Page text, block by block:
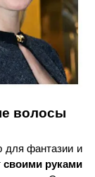
волосы
для фантазии и
своими руками